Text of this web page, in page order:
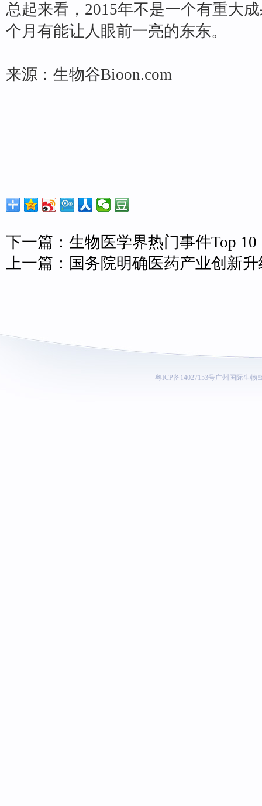
总起来看，2015年不是一个有重大
个月有能让人眼前一亮的东东。
来源：生物谷Bioon.com
下一篇： 生物医学界热门事件Top 10
上一篇： 国务院明确医药产业创新
粤ICP备14027153号广州国际生物